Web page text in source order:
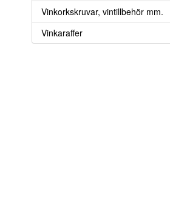
Vinkorkskruvar, vintillbehör mm.
Vinkaraffer